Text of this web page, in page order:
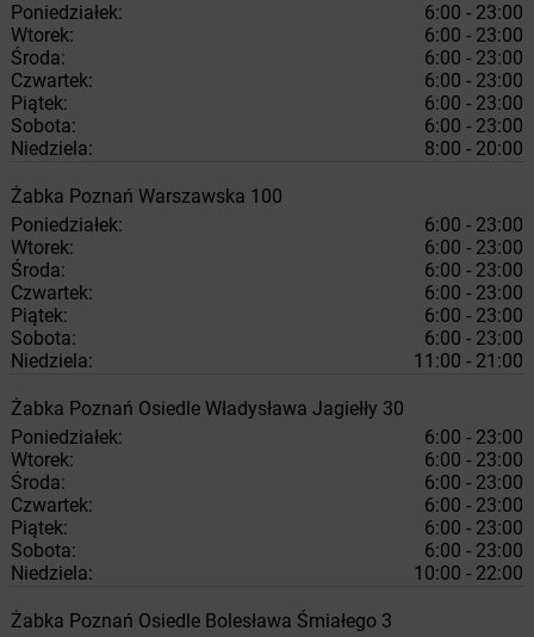
Poniedziałek:
6:00 - 23:00
Wtorek:
6:00 - 23:00
Środa:
6:00 - 23:00
Czwartek:
6:00 - 23:00
Piątek:
6:00 - 23:00
Sobota:
6:00 - 23:00
Niedziela:
8:00 - 20:00
Żabka Poznań Warszawska 100
Poniedziałek:
6:00 - 23:00
Wtorek:
6:00 - 23:00
Środa:
6:00 - 23:00
Czwartek:
6:00 - 23:00
Piątek:
6:00 - 23:00
Sobota:
6:00 - 23:00
Niedziela:
11:00 - 21:00
Żabka Poznań Osiedle Władysława Jagiełły 30
Poniedziałek:
6:00 - 23:00
Wtorek:
6:00 - 23:00
Środa:
6:00 - 23:00
Czwartek:
6:00 - 23:00
Piątek:
6:00 - 23:00
Sobota:
6:00 - 23:00
Niedziela:
10:00 - 22:00
Żabka Poznań Osiedle Bolesława Śmiałego 3